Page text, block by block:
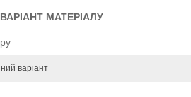
МАТЕРІАЛУ